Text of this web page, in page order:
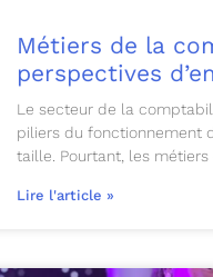
Métiers de la
perspectives
Le secteur de la
piliers du fonctionnement
taille. Pourtant, les
Lire l'article »